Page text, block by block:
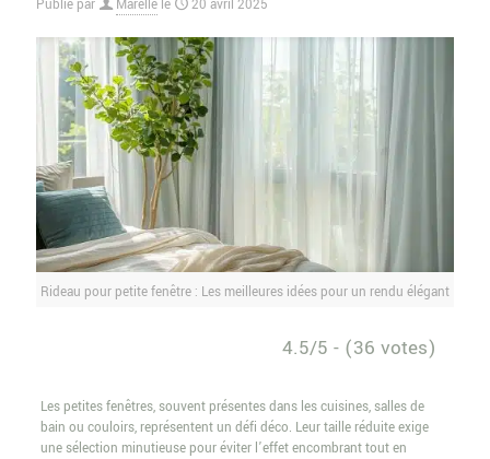
Publié par Marelle le 20 avril 2025
Rideau pour petite fenêtre : Les meilleures idées pour un rendu élégant
4.5/5 - (36 votes)
Les petites fenêtres, souvent présentes dans les cuisines, salles de
bain ou couloirs, représentent un défi déco. Leur taille réduite exige
une sélection minutieuse pour éviter l’effet encombrant tout en